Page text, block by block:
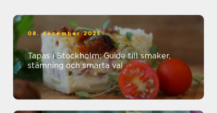
08. december 2025
Tapas i Stockholm: Guide till smaker,
stämning och smarta val